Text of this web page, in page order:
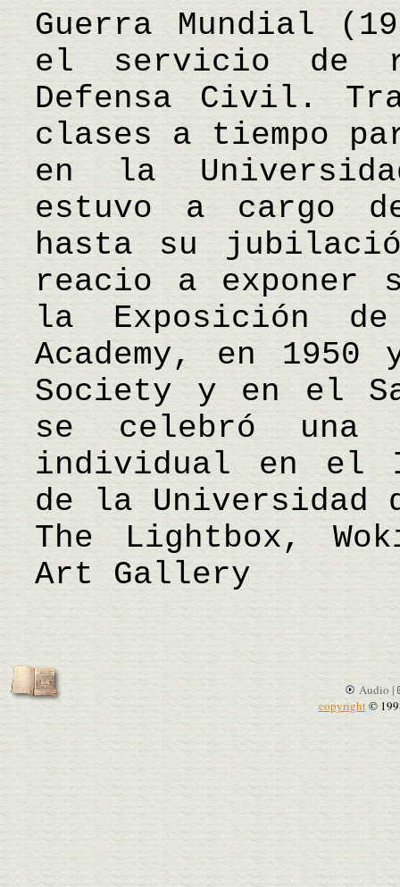
Guerra Mundial
el servicio de
Defensa Civil.
clases a tiempo
en la
estuvo a cargo
hasta su
reacio a
la Exposición
Academy, en
Society y en el
se celebró una
individual en el
de la Universidad
The Lightbox,
Art Gallery
Audio |
copyright©